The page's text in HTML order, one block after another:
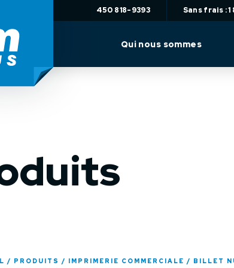
450 818-9393 Sans frais :
Qui nous sommes
PRODUITS IMPRIMERIE COMMERCIALE BILLET